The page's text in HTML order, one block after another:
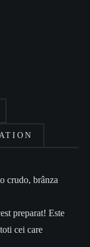
crudo, brânza
preparat! Este
cei care